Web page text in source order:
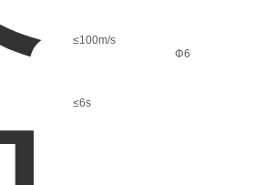
≤100m/s
Φ6
≤6s